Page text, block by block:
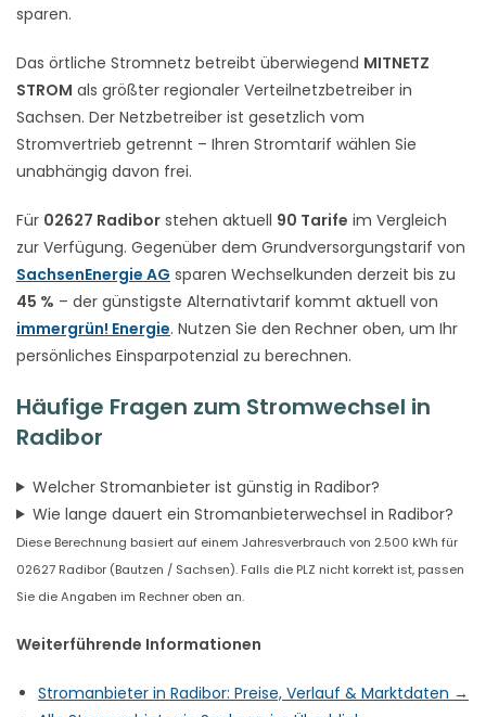
sparen.
Das örtliche Stromnetz betreibt überwiegend MITNETZ
STROM als größter regionaler Verteilnetzbetreiber in
Sachsen. Der Netzbetreiber ist gesetzlich vom
Stromvertrieb getrennt – Ihren Stromtarif wählen Sie
unabhängig davon frei.
Für 02627 Radibor stehen aktuell 90 Tarife im Vergleich
zur Verfügung. Gegenüber dem Grundversorgungstarif von
SachsenEnergie AG sparen Wechselkunden derzeit bis zu
45 % – der günstigste Alternativtarif kommt aktuell von
immergrün! Energie. Nutzen Sie den Rechner oben, um Ihr
persönliches Einsparpotenzial zu berechnen.
Häufige Fragen zum Stromwechsel in
Radibor
Welcher Stromanbieter ist günstig in Radibor?
Wie lange dauert ein Stromanbieterwechsel in Radibor?
Diese Berechnung basiert auf einem Jahresverbrauch von 2.500 kWh für
02627 Radibor (Bautzen / Sachsen). Falls die PLZ nicht korrekt ist, passen
Sie die Angaben im Rechner oben an.
Weiterführende Informationen
Stromanbieter in Radibor: Preise, Verlauf & Marktdaten →